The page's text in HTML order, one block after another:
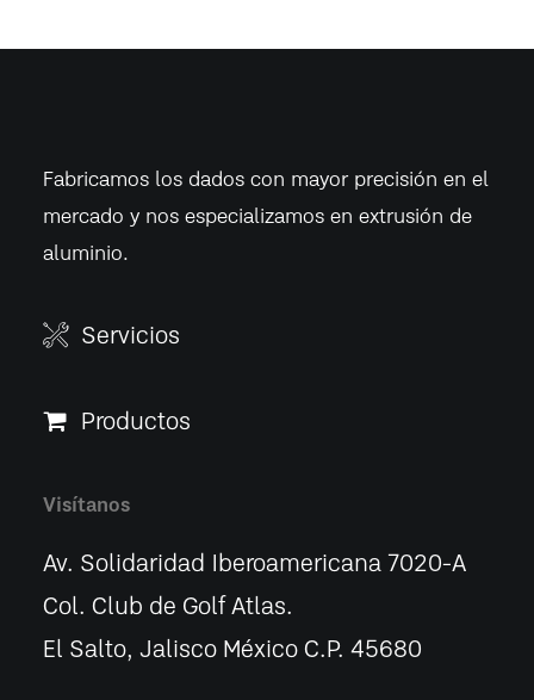
Fabricamos los dados con mayor precisión en el
mercado y nos especializamos en extrusión de
aluminio.
Servicios
Productos
Visítanos
Av. Solidaridad Iberoamericana 7020-A
Col. Club de Golf Atlas.
El Salto, Jalisco México C.P. 45680